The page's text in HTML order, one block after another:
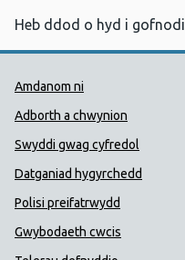
Heb ddod o hyd i
Dolenni
Amdanom ni
Adborth a chwynion
Swyddi gwag cyfredol
Datganiad hygyrchedd
Polisi preifatrwydd
Gwybodaeth cwcis